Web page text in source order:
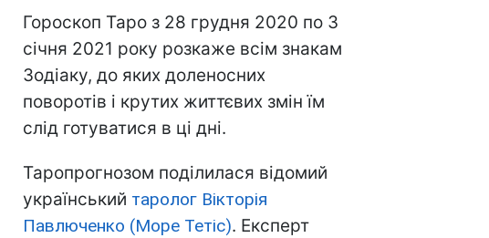
Гороскоп Таро з 28 грудня 2020 по 3
січня 2021 року розкаже всім знакам
Зодіаку, до яких доленосних
поворотів і крутих життєвих змін їм
слід готуватися в ці дні.
Таропрогнозом поділилася відомий
український таролог Вікторія
Павлюченко (Море Тетіс). Експерт